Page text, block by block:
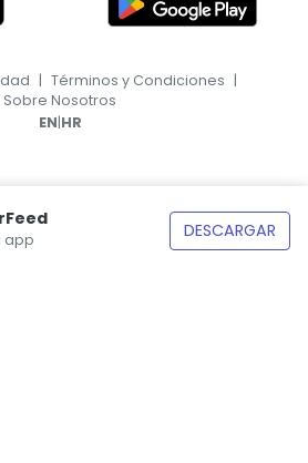
app DESCARGAR
| Términos y Condiciones |
Sobre Nosotros
EN|HR